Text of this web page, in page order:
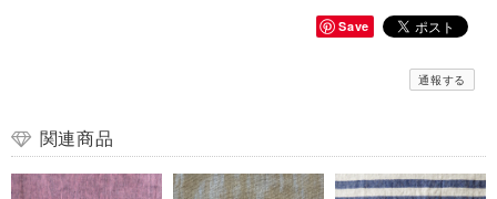
Save
通報する
関連商品